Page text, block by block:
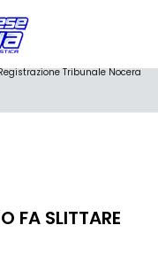
Tribunale Nocera
FA SLITTARE